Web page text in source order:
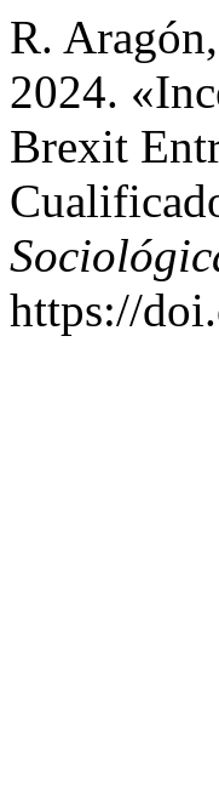
R.
2024.
Brexit
https://